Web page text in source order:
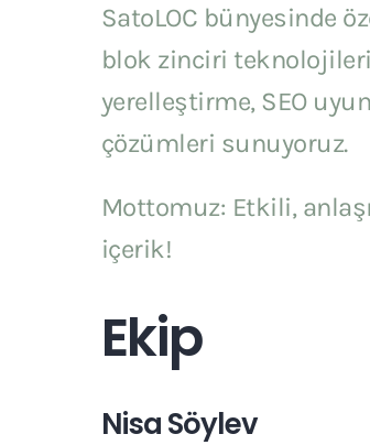
SatoLOC bünyesinde
blok zinciri
yerelleştirme, SEO
çözümleri sunuyoruz.
Mottomuz: Etkili,
içerik!
Ekip
Nisa Söylev